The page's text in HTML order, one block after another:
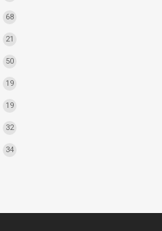
68
21
50
19
19
32
34